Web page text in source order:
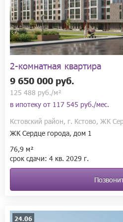
Если вы любите Кстово и хотите
пространстве, то такого ЖК в
2-комнатная квартира
9 650 000 руб.
125 488 руб./м²
в ипотеку от 117 545 руб./мес.
Кстовский район, г. Кстово, ЖК
ЖК Сердце города, дом 1
76,9 м²
срок сдачи: 4 кв. 2029 г.
24.06